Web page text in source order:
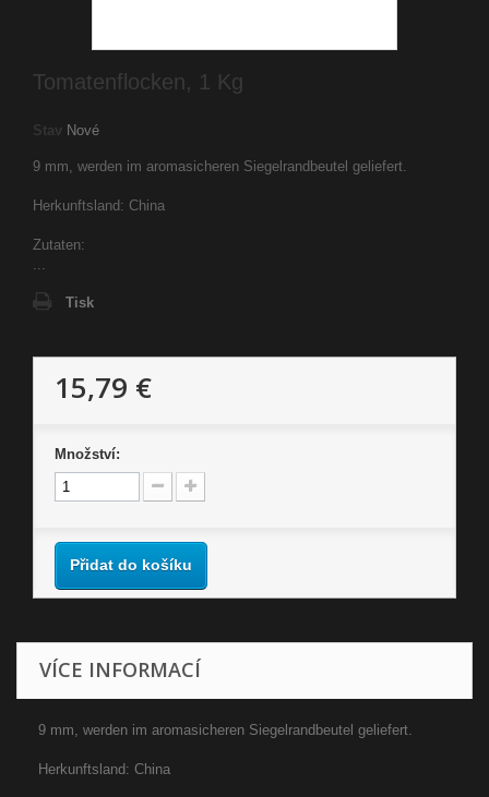
Tomatenflocken, 1 Kg
Stav Nové
9 mm, werden im aromasicheren Siegelrandbeutel geliefert.
Herkunftsland: China
Zutaten:
...
Tisk
15,79 €
Množství:
Přidat do košíku
VÍCE INFORMACÍ
9 mm, werden im aromasicheren Siegelrandbeutel geliefert.
Herkunftsland: China